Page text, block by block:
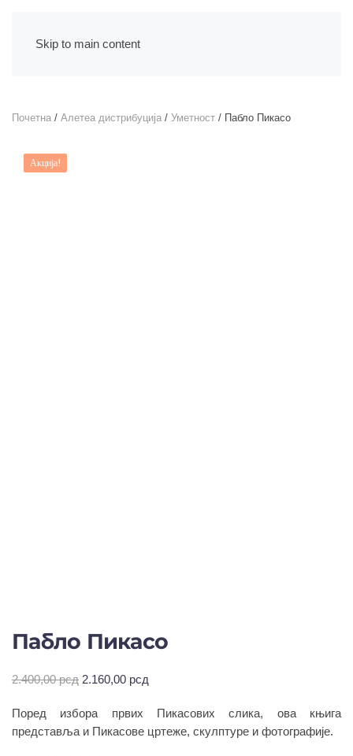
Skip to main content
Почетна / Алетеа дистрибуција / Уметност / Пабло Пикасо
Акција!
Пабло Пикасо
2.400,00рсд Оригинална
је
била:
2.160,00 рсд
је:
2.160,00 рсд.
Поред избора првих Пикасових слика, ова књига
представља и Пикасове цртеже, скулптуре и фотографије.